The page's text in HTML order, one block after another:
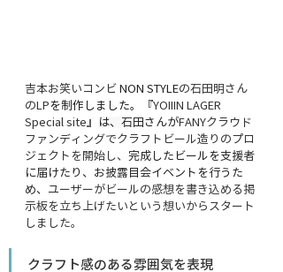
吉本お笑いコンビ NON STYLEの石田明さん
のLP を制作しました。
『YOIIIN LAGER
Special site』
は、 石田さんがFANYクラウド
ファンディングでクラフトビール造りのプロ
ジェクトを開始し、 完成したビールを支援者
に届けたり、お披露目会イベントを行うた
め、 ユーザーがビールの感想を書き込める掲
示板を立ち上げたいという想いからスタート
しました。
クラフト感のある雰囲気を表現